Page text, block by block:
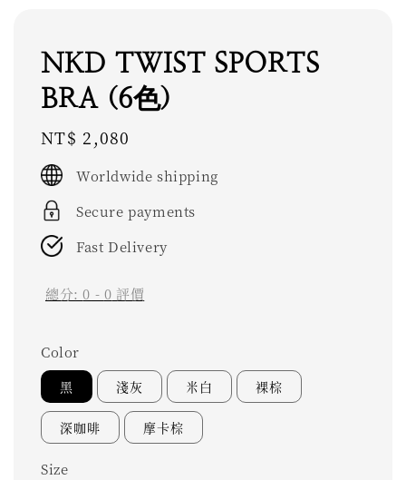
NKD TWIST SPORTS
BRA (6色)
Regular
price
NT$ 2,080
Worldwide shipping
Secure payments
Fast Delivery
總分:0 - 0 評價
Color
黑 淺灰 米白 裸棕
深咖啡 摩卡棕
Size